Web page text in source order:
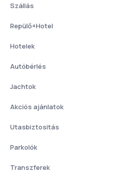
Szállás
Repülő+Hotel
Hotelek
Autóbérlés
Jachtok
Akciós ajánlatok
Utasbiztositás
Parkolók
Transzferek